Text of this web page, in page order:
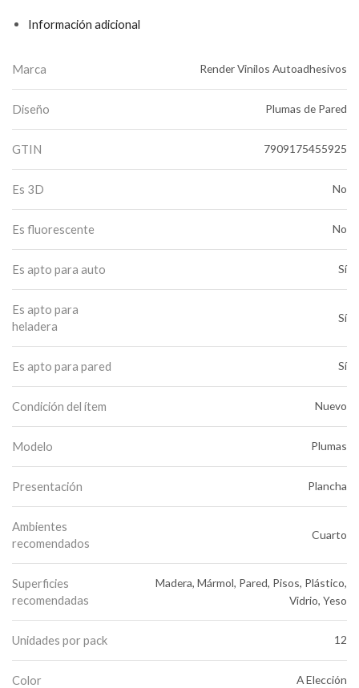
Información adicional
Marca Render Vinilos Autoadhesivos
Diseño Plumas de Pared
GTIN 7909175455925
Es 3D No
Es fluorescente No
Es apto para auto Sí
Es apto para
heladera
Sí
Es apto para pared Sí
Condición del ítem Nuevo
Modelo Plumas
Presentación Plancha
Ambientes
recomendados
Cuarto
Superficies
recomendadas
Madera, Mármol, Pared, Pisos, Plástico,
Vidrio, Yeso
Unidades por pack 12
Color A Elección